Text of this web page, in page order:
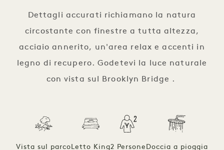
Dettagli accurati richiamano la natura
circostante con finestre a tutta altezza,
acciaio annerito, un'area relax e accenti in
legno di recupero. Godetevi la luce naturale
con vista sul Brooklyn Bridge .
Vista sul parcoLetto King2 Persone Doccia a pioggia